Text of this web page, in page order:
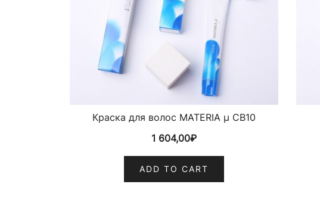
Краска для волос MATERIA µ CB10
1 604,00₽
ADD TO CART